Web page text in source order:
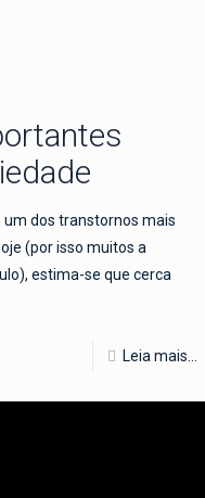
dos transtornos mais
(por isso muitos a
estima-se que cerca
Leia mais...